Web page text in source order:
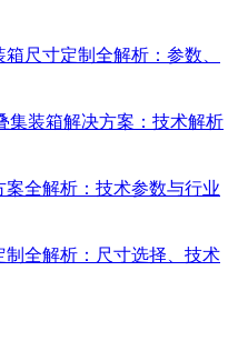
尺寸定制全解析：参数、
集装箱解决方案：技术解析
全解析：技术参数与行业
全解析：尺寸选择、技术